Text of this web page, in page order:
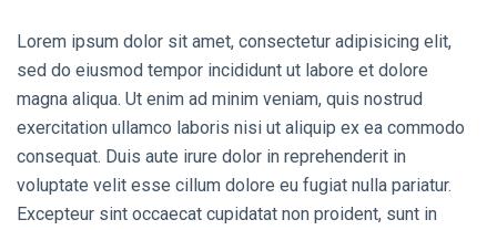
Lorem ipsum dolor sit amet, consectetur adipisicing elit,
sed do eiusmod tempor incididunt ut labore et dolore
magna aliqua. Ut enim ad minim veniam, quis nostrud
exercitation ullamco laboris nisi ut aliquip ex ea commodo
consequat. Duis aute irure dolor in reprehenderit in
voluptate velit esse cillum dolore eu fugiat nulla pariatur.
Excepteur sint occaecat cupidatat non proident, sunt in